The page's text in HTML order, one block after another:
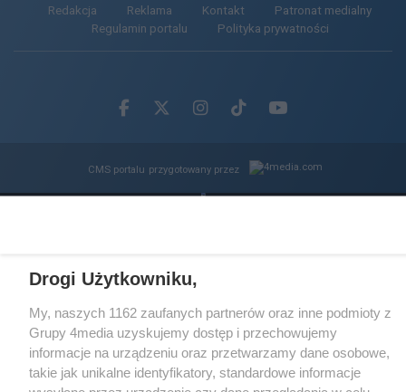
Redakcja Reklama Kontakt
Patronat medialny
Regulamin portalu
Polityka prywatności
Facebook.com
X.comInstagram.com
Tiktok.comYoutube.com
CMS portalu przygotowany przez
100.00%
Drogi Użytkowniku,
My, naszych 1162 zaufanych partnerów oraz inne podmioty z
Grupy 4media uzyskujemy dostęp i przechowujemy
informacje na urządzeniu oraz przetwarzamy dane osobowe,
takie jak unikalne identyfikatory, standardowe informacje